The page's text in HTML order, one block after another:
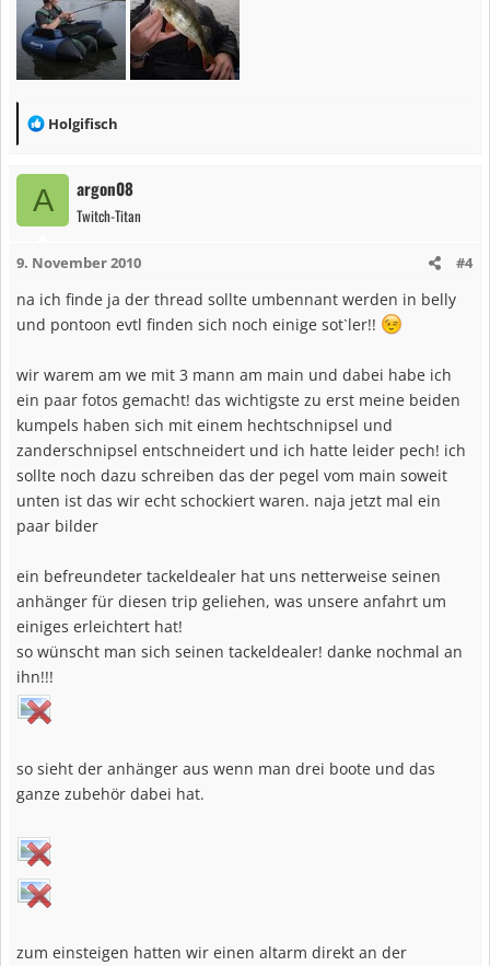
R
a
k
o
n
n
Holgifisch
A argon08
Twitch-Titan
9. November 2010 #4
na ich finde ja der thread sollte umbennant werden in belly
und pontoon evtl finden sich noch einige sot`ler!!
wir warem am we mit 3 mann am main und dabei habe ich
ein paar fotos gemacht! das wichtigste zu erst meine beiden
kumpels haben sich mit einem hechtschnipsel und
zanderschnipsel entschneidert und ich hatte leider pech! ich
sollte noch dazu schreiben das der pegel vom main soweit
unten ist das wir echt schockiert waren. naja jetzt mal ein
paar bilder
ein befreundeter tackeldealer hat uns netterweise seinen
anhänger für diesen trip geliehen, was unsere anfahrt um
einiges erleichtert hat!
so wünscht man sich seinen tackeldealer! danke nochmal an
ihn!!!
so sieht der anhänger aus wenn man drei boote und das
ganze zubehör dabei hat.
zum einsteigen hatten wir einen altarm direkt an der